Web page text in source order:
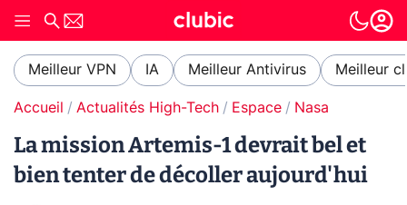
Meilleur VPN IA Meilleur Antivirus Meilleur
Accueil Actualités High-Tech Espace Nasa
La mission Artemis-1 devrait bel et
bien tenter de décoller aujourd'hui